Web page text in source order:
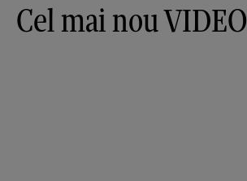
Cel mai nou VIDEO